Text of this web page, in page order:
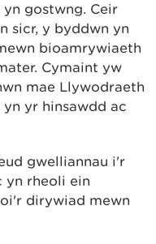
gostwng. Ceir
sicr, y byddwn yn
bioamrywiaeth
Cymaint yw
mae Llywodraeth
yr hinsawdd ac
gwelliannau i'r
yn rheoli ein
dirywiad mewn